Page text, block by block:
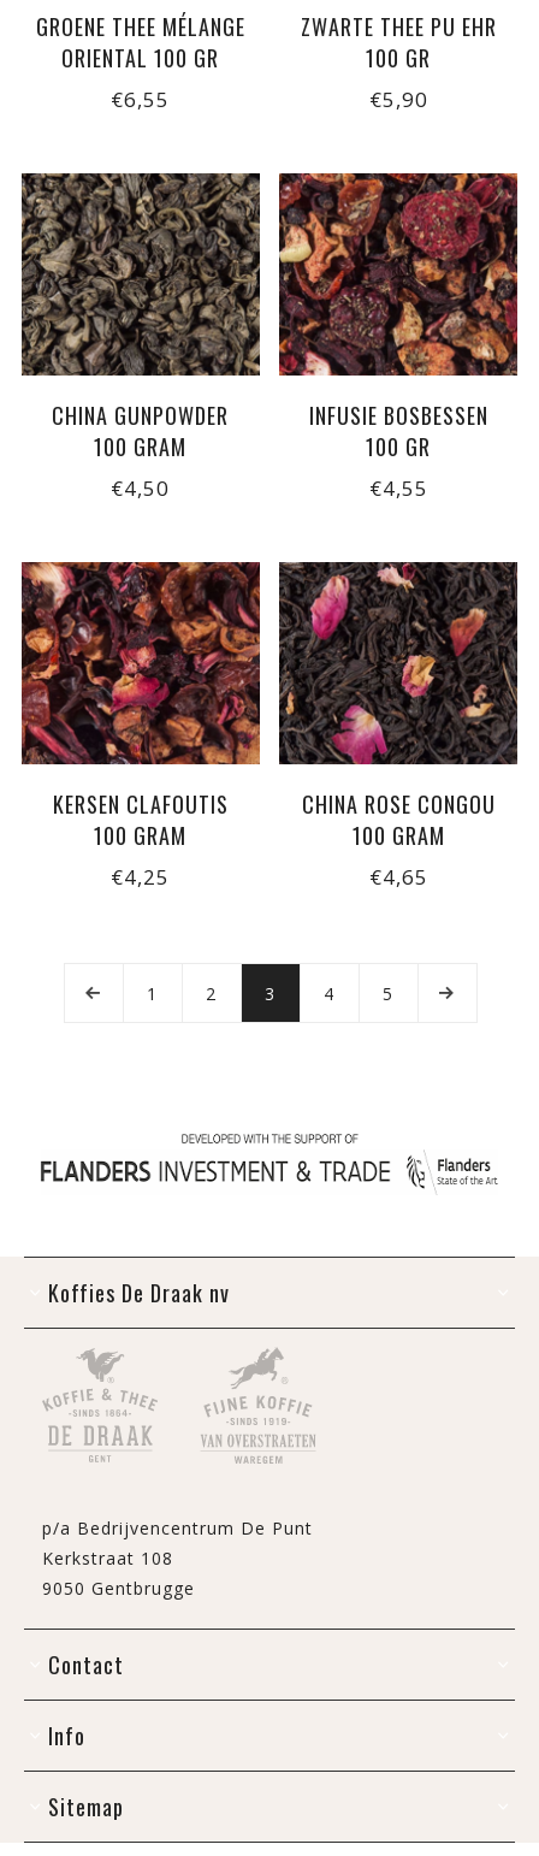
GROENE THEE MÉLANGE
ORIENTAL 100 GR
€6,55
ZWARTE THEE PU EHR
100 GR
€5,90
CHINA GUNPOWDER
100 GRAM
€4,50
INFUSIE BOSBESSEN
100 GR
€4,55
KERSEN CLAFOUTIS
100 GRAM
€4,25
CHINA ROSE CONGOU
100 GRAM
€4,65
1 2 3 4 5
Koffies De Draak nv
p/a Bedrijvencentrum De Punt
Kerkstraat 108
9050 Gentbrugge
Contact
Info
Sitemap